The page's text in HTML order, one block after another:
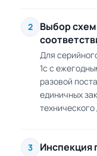
2
Выбор
Для
1с с
разовой
единичных
технического
3 Инспекция